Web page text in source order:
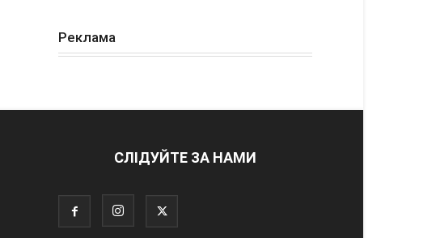
Реклама
СЛІДУЙТЕ ЗА НАМИ